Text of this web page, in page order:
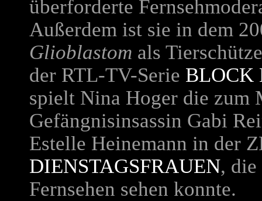
überforderte
Außerdem ist sie in dem
Glioblastom als
der RTL-TV-Serie BLOCK
spielt Nina Hoger die zum
Gefängnisinsassin Gabi
Estelle Heinemann in der
DIENSTAGSFRAUEN,
Fernsehen sehen konnte.